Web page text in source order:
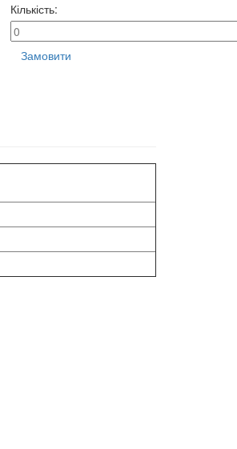
Кількість:
Замовити